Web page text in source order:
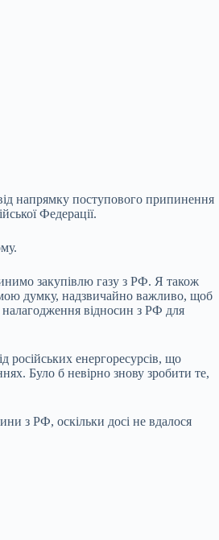
напрямку поступового припинення
Федерації.
закупівлю газу з РФ. Я також
думку, надзвичайно важливо, щоб
відносин з РФ для
російських енергоресурсів, що
Було б невірно знову зробити те,
з РФ, оскільки досі не вдалося